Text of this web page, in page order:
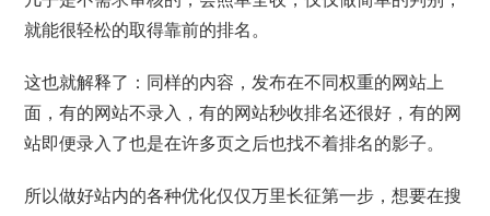
就能很轻松的取得靠前的排名。
这也就解释了：同样的内容，发布在不同权重的网站上
面，有的网站不录入，有的网站秒收排名还很好，有的网
站即便录入了也是在许多页之后也找不着排名的影子。
所以做好站内的各种优化仅仅万里长征第一步，想要在搜